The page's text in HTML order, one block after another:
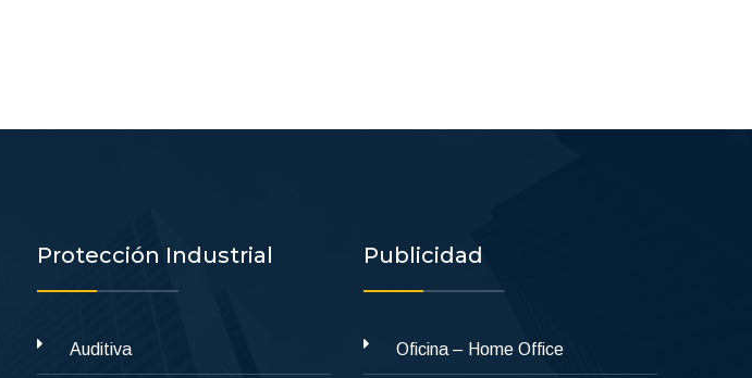
Protección Industrial
Auditiva
Publicidad
Oficina – Home Office